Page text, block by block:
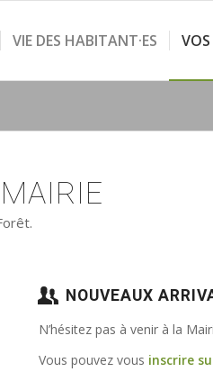
VIE DES HABITANT·ES VOS
NOUVEAUX
N’hésitez pas à venir à la
Vous pouvez vous inscrire